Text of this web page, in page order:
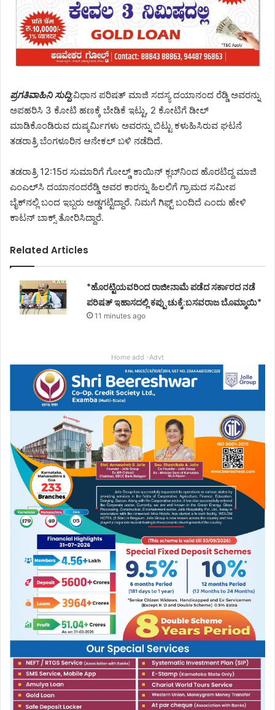
ಪ್ರಗತಿವಾಹಿನಿ ಸುದ್ದಿ:ವಿಧಾನ ಪರಿಷತ್ ಮಾಜಿ ಸದಸ್ಯ ದಯಾನಂದ ರೆಡ್ಡಿ ಅವರನ್ನು
ಅಪಹರಿಸಿ 3 ಕೋಟಿ ಹಣಕ್ಕೆ ಬೇಡಿಕೆ ಇಟ್ಟು, 2 ಕೋಟಿಗೆ ಡೀಲ್
ಮಾಡಿಕೊಂಡಿರುವ ದುಷ್ಕರ್ಮಿಗಳು ಅವರನ್ನು ಬಿಟ್ಟು ಕಳುಹಿಸಿರುವ ಘಟನೆ
ತಡರಾತ್ರಿ ಬೆಂಗಳೂರಿನ ಆನೇಕಲ್ ಬಳಿ ನಡೆದಿದೆ.
ತಡರಾತ್ರಿ 12:15ರ ಸುಮಾರಿಗೆ ಗೋಲ್ಡ್ ಕಾಯಿನ್ ಕ್ಲಬ್‌ನಿಂದ ಹೊರಟಿದ್ದ ಮಾಜಿ
ಎಂಎಲ್‌ಸಿ ದಯಾನಂದರೆಡ್ಡಿ ಅವರ ಕಾರನ್ನು ಹಿಲಲಿಗೆ ಗ್ರಾಮದ ಸಮೀಪ
ಬೈಕ್‌ನಲ್ಲಿ ಬಂದ ಇಬ್ಬರು ಅಡ್ಡಗಟ್ಟಿದ್ದಾರೆ. ನಿಮಗೆ ಗಿಫ್ಟ್ ಬಂದಿದೆ ಎಂದು ಹೇಳಿ
ಕಾಟನ್ ಬಾಕ್ಸ್ ತೋರಿಸಿದ್ದಾರೆ.
Related Articles
*ಹೊರಟ್ಟಿಯವರಿಂದ ರಾಜೀನಾಮೆ ಪಡೆದ ಸರ್ಕಾರದ ನಡೆ
ಪರಿಷತ್ ಇಹಾಸದಲ್ಲಿ ಕಪ್ಪು ಚುಕ್ಕೆ:ಬಸವರಾಜ ಬೊಮ್ಮಾಯಿ*
11 minutes ago
Home add -Advt